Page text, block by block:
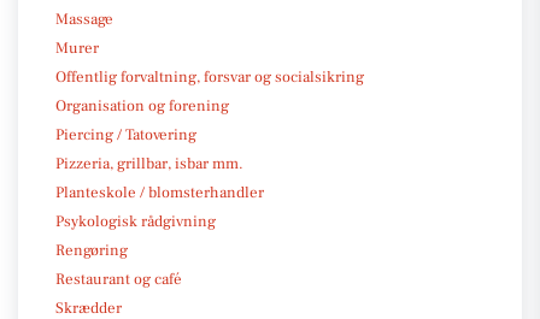
Massage
Murer
Offentlig forvaltning, forsvar og socialsikring
Organisation og forening
Piercing / Tatovering
Pizzeria, grillbar, isbar mm.
Planteskole / blomsterhandler
Psykologisk rådgivning
Rengøring
Restaurant og café
Skrædder